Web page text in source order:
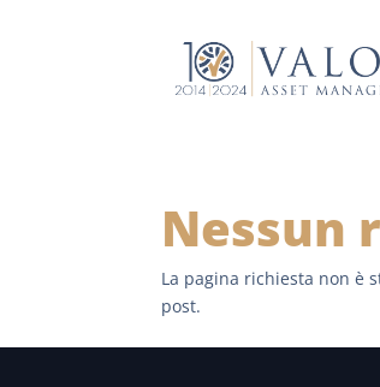
Nessun
La pagina richiesta non è
post.